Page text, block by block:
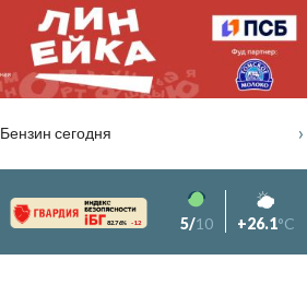
Бензин сегодня ›
82.76% -1.2 5/10 +26.1°C